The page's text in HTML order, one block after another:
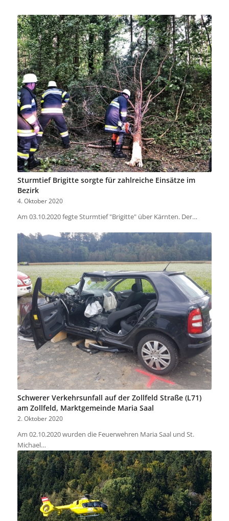
Sturmtief Brigitte sorgte für zahlreiche Einsätze im
Bezirk
4. Oktober 2020
Am 03.10.2020 fegte Sturmtief "Brigitte" über Kärnten. Der…
Schwerer Verkehrsunfall auf der Zollfeld Straße (L71)
am Zollfeld, Marktgemeinde Maria Saal
2. Oktober 2020
Am 02.10.2020 wurden die Feuerwehren Maria Saal und St.
Michael…